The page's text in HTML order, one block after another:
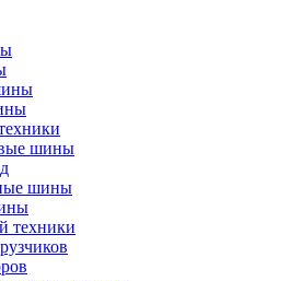
шины
шины
техники